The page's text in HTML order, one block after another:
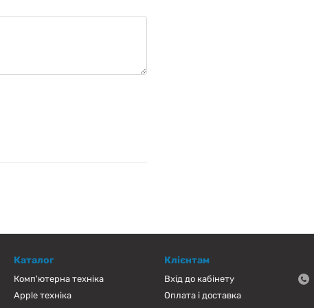
Каталог
Комп'ютерна техніка
Apple техніка
Клієнтам
Вхід до кабінету
Оплата і доставка